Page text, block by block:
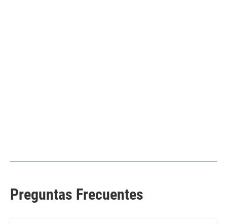
Preguntas Frecuentes